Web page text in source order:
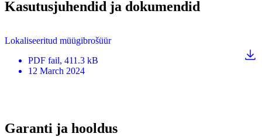
Kasutusjuhendid ja dokumendid
Lokaliseeritud müügibrošüür
PDF fail, 411.3 kB
12 March 2024
Garanti ja hooldus